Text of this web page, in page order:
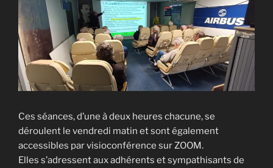
Ces séances, d’une à deux heures chacune, se
déroulent le vendredi matin et sont également
accessibles par visioconférence sur ZOOM.
Elles s’adressent aux adhérents et sympathisants de